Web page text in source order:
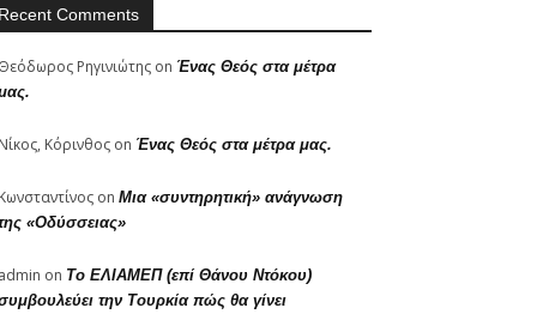
Comments
Ρηγινιώτης on Ένας Θεός στα μέτρα
Κόρινθος on Ένας Θεός στα μέτρα μας.
on Μια «συντηρητική» ανάγνωση
«Οδύσσειας»
on Το ΕΛΙΑΜΕΠ (επί Θάνου Ντόκου)
την Τουρκία πώς θα γίνει